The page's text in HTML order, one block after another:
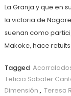
La Granja y que en
la victoria de
suenan como
Makoke, hace
Tagged
Leticia Sabater
Dimensión , Teresa